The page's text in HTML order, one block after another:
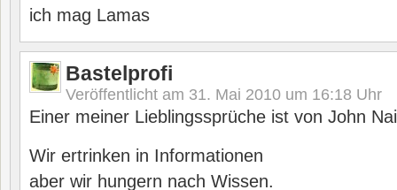
ich mag Lamas
Bastelprofi
Veröffentlicht am 31. Mai 2010 um 16:18 Uhr
Einer meiner Lieblingssprüche ist von John
Wir ertrinken in Informationen
aber wir hungern nach Wissen.